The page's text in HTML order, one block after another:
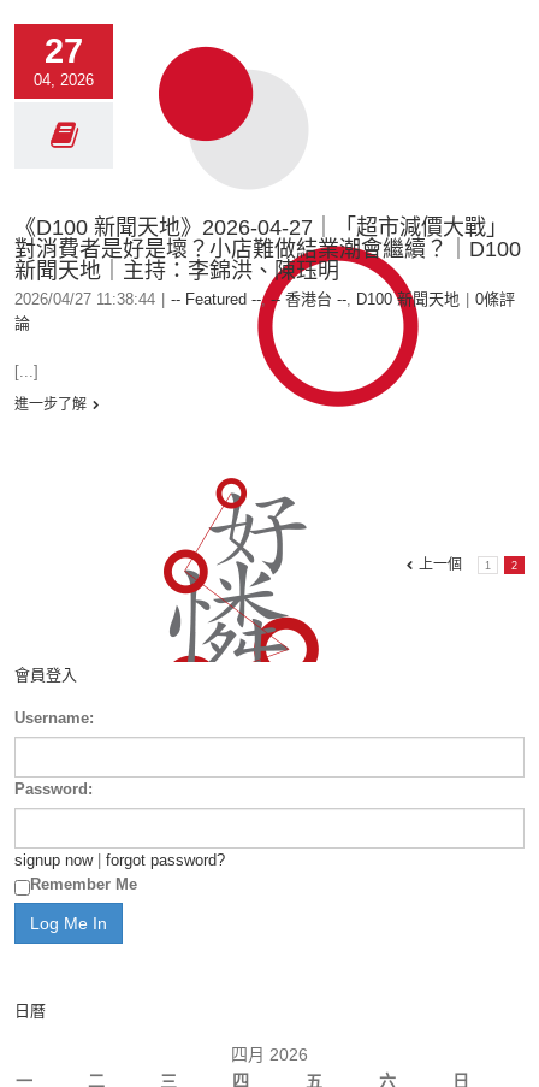
27
04, 2026
《D100 新聞天地》2026-04-27｜「超市減價大戰」
對消費者是好是壞？小店難做結業潮會繼續？｜D100
新聞天地｜主持：李錦洪、陳珏明
2026/04/27 11:38:44 -- Featured --, -- 香港台 --, D100 新聞天地
0條評
論
[...]
進一步了解
上一個 1 2
會員登入
Username:
Password:
signup now| forgot password?
Remember Me
日曆
四月 2026
一
二 三 四 五 六 日